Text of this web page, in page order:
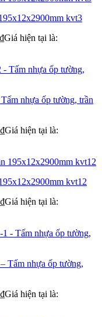
kvt3
₫Giá hiện tại là:
nhựa ốp tường, trần
₫Giá hiện tại là:
kvt12
₫Giá hiện tại là:
Tấm nhựa ốp tường,
₫Giá hiện tại là: